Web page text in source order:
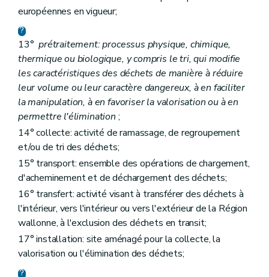
Art. 54
Art. 57
Art. 58
Art. 59
Chapitre XI Exécution des obligations internationales
Art. 60
Art. 61
Chapitre XI Exécution des obligations internationales
Art. 61
Chapitre XII Dispositions modificatives et abrogatoires
Art. 62
Art. 63
Art. 64
Art. 65
Chapitre XII Dispositions modificatives et abrogatoires
Art. 62
Art. 63
Art. 64
Art. 65
Dispositions transitoires
européennes en vigueur;
13°prétraitement: processus physique, chimique,
thermique ou biologique, y compris le tri, qui modifie
les caractéristiques des déchets de manière à réduire
leur volume ou leur caractère dangereux, à en faciliter
la manipulation, à en favoriser la valorisation ou à en
permettre l'élimination ;
14° collecte: activité de ramassage, de regroupement
et/ou de tri des déchets;
15° transport: ensemble des opérations de chargement,
d'acheminement et de déchargement des déchets;
16° transfert: activité visant à transférer des déchets à
l'intérieur, vers l'intérieur ou vers l'extérieur de la Région
wallonne, à l'exclusion des déchets en transit;
17° installation: site aménagé pour la collecte, la
valorisation ou l'élimination des déchets;